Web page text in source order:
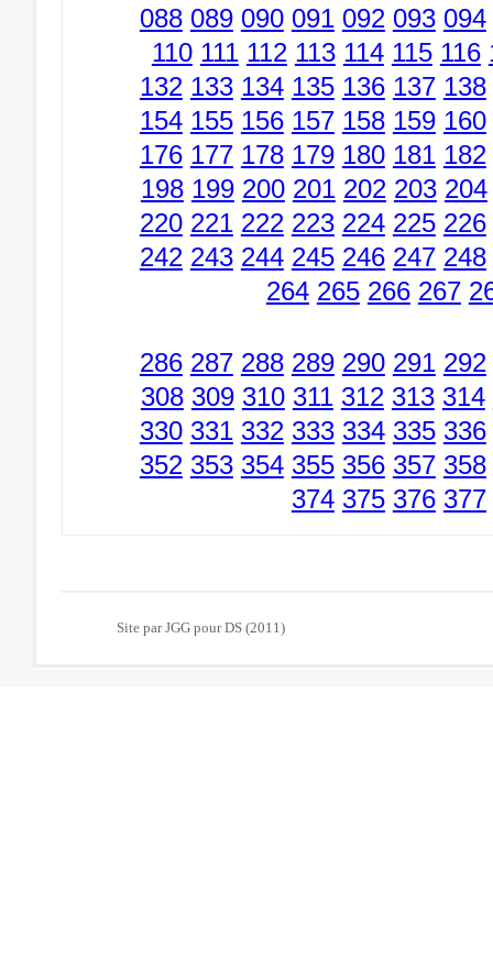
088 089 090 091 092 093 094
110 111 112 113 114 115 116
132 133 134 135 136 137 138
154 155 156 157 158 159 160
176 177 178 179 180 181 182
198 199 200 201 202 203 204
220 221 222 223 224 225 226
242 243 244 245 246 247 248
264 265 266 267
286 287 288 289 290 291 292
308 309 310 311 312 313 314
330 331 332 333 334 335 336
352 353 354 355 356 357 358
374 375 376 377
Site par JGG pour DS (2011)